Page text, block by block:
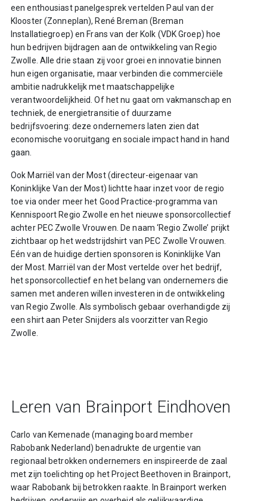
een enthousiast panelgesprek vertelden Paul van der
Klooster (Zonneplan), René Breman (Breman
Installatiegroep) en Frans van der Kolk (VDK Groep) hoe
hun bedrijven bijdragen aan de ontwikkeling van Regio
Zwolle. Alle drie staan zij voor groei en innovatie binnen
hun eigen organisatie, maar verbinden die commerciële
ambitie nadrukkelijk met maatschappelijke
verantwoordelijkheid. Of het nu gaat om vakmanschap en
techniek, de energietransitie of duurzame
bedrijfsvoering: deze ondernemers laten zien dat
economische vooruitgang en sociale impact hand in hand
gaan.
Ook Marriël van der Most (directeur-eigenaar van
Koninklijke Van der Most) lichtte haar inzet voor de regio
toe via onder meer het Good Practice-programma van
Kennispoort Regio Zwolle en het nieuwe sponsorcollectief
achter PEC Zwolle Vrouwen. De naam ‘Regio Zwolle’ prijkt
zichtbaar op het wedstrijdshirt van PEC Zwolle Vrouwen.
Eén van de huidige dertien sponsoren is Koninklijke Van
der Most. Marriël van der Most vertelde over het bedrijf,
het sponsorcollectief en het belang van ondernemers die
samen met anderen willen investeren in de ontwikkeling
van Regio Zwolle. Als symbolisch gebaar overhandigde zij
een shirt aan Peter Snijders als voorzitter van Regio
Zwolle.
Leren van Brainport Eindhoven
Carlo van Kemenade (managing board member
Rabobank Nederland) benadrukte de urgentie van
regionaal betrokken ondernemers en inspireerde de zaal
met zijn toelichting op het Project Beethoven in Brainport,
waar Rabobank bij betrokken raakte. In Brainport werken